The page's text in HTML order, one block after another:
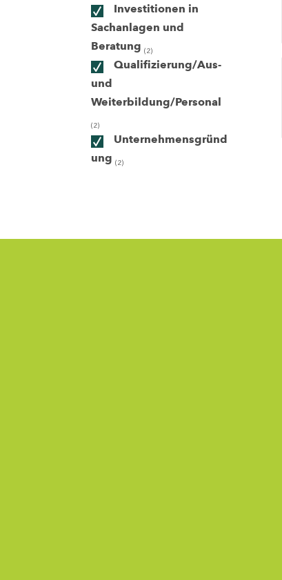
Investitionen in
Sachanlagen und
Beratung (2)
Qualifizierung/Aus-
und
Weiterbildung/Personal
(2)
Unternehmensgründ
ung (2)